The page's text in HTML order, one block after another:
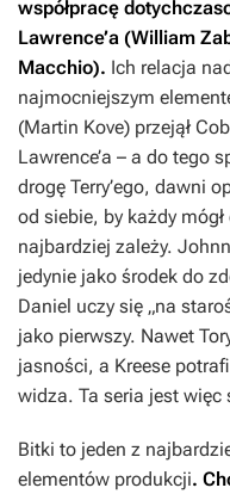
współpracę
Lawrence’a (William
Macchio). Ich relacja
najmocniejszym
(Martin Kove) przejął
Lawrence’a – a do tego
drogę Terry’ego, dawni
od siebie, by każdy
najbardziej zależy.
jedynie jako środek do
Daniel uczy się „na
jako pierwszy. Nawet
jasności, a Kreese
widza. Ta seria jest
Bitki to jeden z
elementów produkcji.